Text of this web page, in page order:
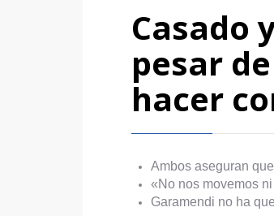
Casado
pesar
hacer
Ambos aseguran
«No nos movemos
Garamendi no ha